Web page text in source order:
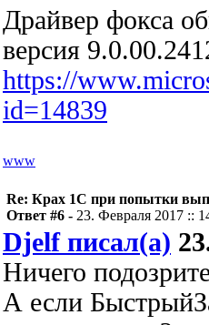
Драйвер фокса
версия
https://
id=14839
www
Re: Крах 1С при попытки
Ответ #6 - 23. Февраля 2017 ::
Djelf писал(а)
Ничего
А если